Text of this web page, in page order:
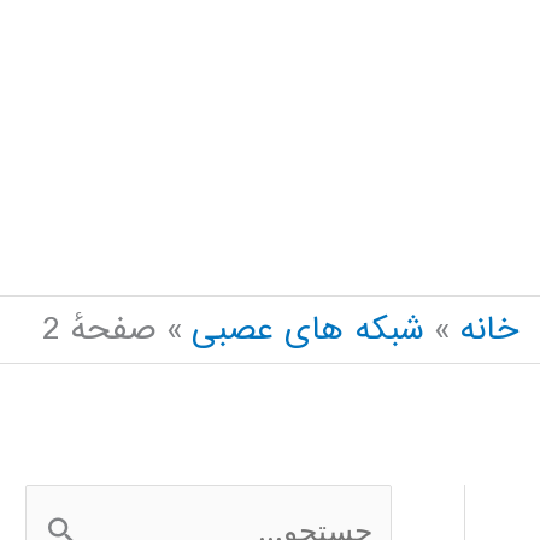
خانه
شبکه های عصبی صفحهٔ 2